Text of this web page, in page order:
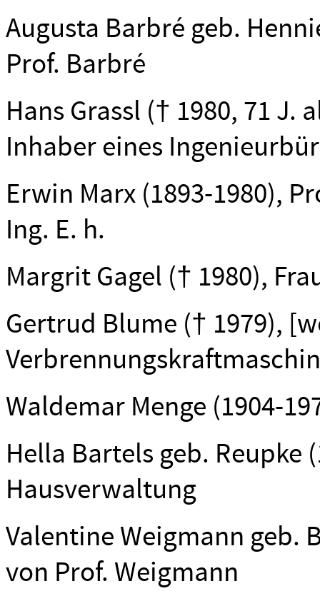
Augusta Barbré geb.
Prof. Barbré
Hans Grassl († 1980, 71 J.
Inhaber eines
Erwin Marx (1893-1980),
Ing. E. h.
Margrit Gagel († 1980),
Gertrud Blume († 1979),
Waldemar Menge (1904-
Hella Bartels geb. Reupke
Hausverwaltung
Valentine Weigmann geb.
von Prof. Weigmann